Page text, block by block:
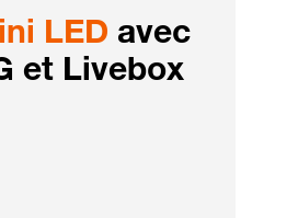
LED avec
et Livebox